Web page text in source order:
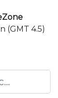
(GMT 4.5)